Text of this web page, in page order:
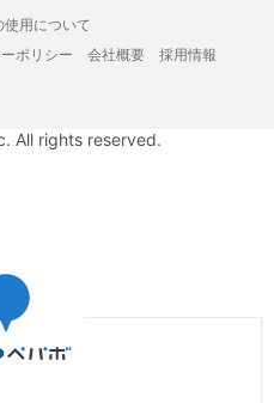
用について
ポリシー 会社概要
採用情報
All rights reserved.